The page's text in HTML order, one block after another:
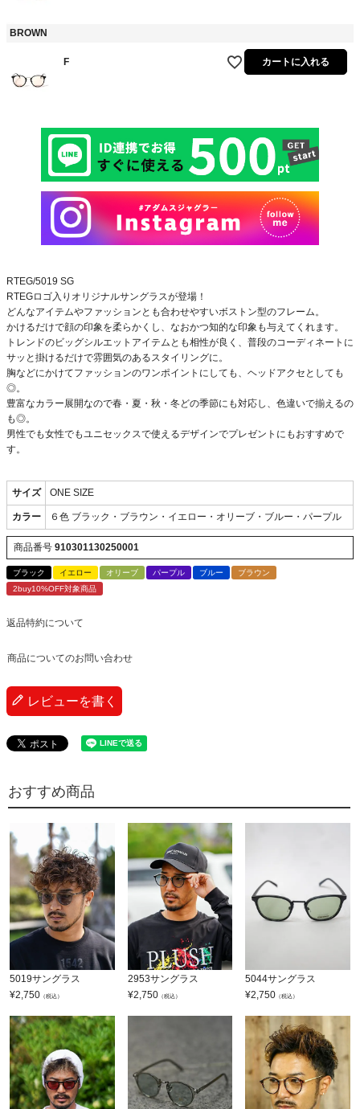
BROWN
F カートに入れる
RTEG/5019 SG
RTEGロゴ入りオリジナルサングラスが登場！
どんなアイテムやファッションとも合わせやすいボストン型のフレーム。
かけるだけで顔の印象を柔らかくし、なおかつ知的な印象も与えてくれます。
トレンドのビッグシルエットアイテムとも相性が良く、普段のコーディネートに
サッと掛けるだけで雰囲気のあるスタイリングに。
胸などにかけてファッションのワンポイントにしても、ヘッドアクセとしても
◎。
豊富なカラー展開なので春・夏・秋・冬どの季節にも対応し、色違いで揃えるの
も◎。
男性でも女性でもユニセックスで使えるデザインでプレゼントにもおすすめで
す。
サイズ ONE SIZE
カラー ６色 ブラック・ブラウン・イエロー・オリーブ・ブルー・パープル
商品番号 910301130250001
ブラック イエロー オリーブ パープル ブルー
ブラウン
2buy10%OFF対象商品
返品特約について
商品についてのお問い合わせ
レビューを書く
おすすめ商品
5019サングラス
¥2,750 （税込）
2953サングラス
¥2,750（税込）
5044サングラス
¥2,750 （税込）